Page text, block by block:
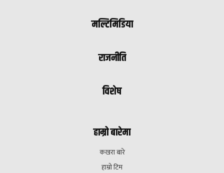
मल्टिमिडिया
राजनीति
विशेष
हाम्रो बारेमा
कखरा बारे
हाम्रो टिम